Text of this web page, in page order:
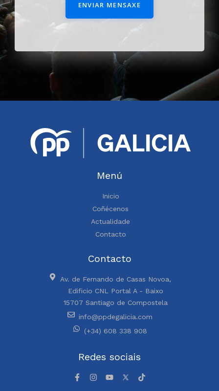
ENVIAR MENSAXE
Menú
Inicio
Coñécenos
Actualidade
Contacto
Contacto
Av. de Fernando de Casas Novoa,
Edificio CNL Portal A - Baixo
15707 Santiago de Compostela
info@ppdegalicia.com
(+34) 608 338 908
Redes sociais